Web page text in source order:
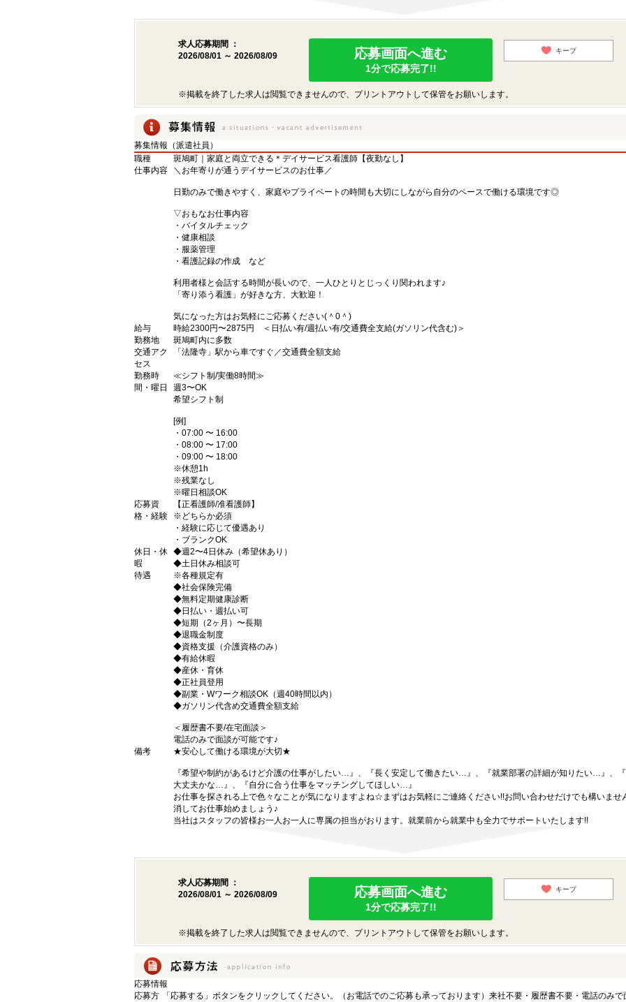
求人応募期間 ：
2026/08/01 ～ 2026/08/09
応募画面へ進む
1分で応募完了!!
キープ
※掲載を終了した求人は閲覧できませんので、プリントアウトして保管をお願いします。
募集情報（派遣社員）
職種
斑鳩町｜家庭と両立できる＊デイサービス看護師【夜勤なし】
仕事内容
＼お年寄りが通うデイサービスのお仕事／
日勤のみで働きやすく、家庭やプライベートの時間も大切にしながら自分のペースで働ける環境です◎
▽おもなお仕事内容
・バイタルチェック
・健康相談
・服薬管理
・看護記録の作成 など
利用者様と会話する時間が長いので、一人ひとりとじっくり関われます♪
「寄り添う看護」が好きな方、大歓迎！
気になった方はお気軽にご応募ください(＾0＾)
給与
時給2300円〜2875円 ＜日払い有/週払い有/交通費全支給(ガソリン代含む)＞
勤務地
斑鳩町内に多数
交通アク
セス
「法隆寺」駅から車ですぐ／交通費全額支給
勤務時
間・曜日
≪シフト制/実働8時間≫
週3〜OK
希望シフト制
[例]
・07:00 〜 16:00
・08:00 〜 17:00
・09:00 〜 18:00
※休憩1h
※残業なし
※曜日相談OK
応募資
格・経験
【正看護師/准看護師】
※どちらか必須
・経験に応じて優遇あり
・ブランクOK
休日・休
暇
◆週2〜4日休み（希望休あり）
◆土日休み相談可
待遇
※各種規定有
◆社会保険完備
◆無料定期健康診断
◆日払い・週払い可
◆短期（2ヶ月）〜長期
◆退職金制度
◆資格支援（介護資格のみ）
◆有給休暇
◆産休・育休
◆正社員登用
◆副業・Wワーク相談OK（週40時間以内）
◆ガソリン代含め交通費全額支給
＜履歴書不要/在宅面談＞
電話のみで面談が可能です♪
備考
★安心して働ける環境が大切★
『希望や制約があるけど介護の仕事がしたい…』、『長く安定して働きたい…』、『就業部署の詳細が知りたい…』、
大丈夫かな…』、『自分に合う仕事をマッチングしてほしい…』
お仕事を探される上で色々なことが気になりますよね☆まずはお気軽にご連絡ください!!お問い合わせだけでも構いませ
消してお仕事始めましょう♪
当社はスタッフの皆様お一人お一人に専属の担当がおります。就業前から就業中も全力でサポートいたします!!
求人応募期間 ：
2026/08/01 ～ 2026/08/09
応募画面へ進む
1分で応募完了!!
キープ
※掲載を終了した求人は閲覧できませんので、プリントアウトして保管をお願いします。
応募情報
応募方
「応募する」ボタンをクリックしてください。（お電話でのご応募も承っております）来社不要・履歴書不要・電話のみで